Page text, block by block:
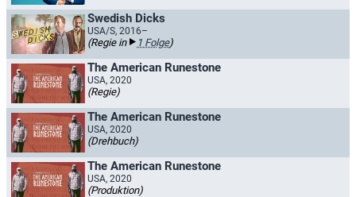
Swedish Dicks
USA/S, 2016–
(Regie in 1 Folge)
The American Runestone
USA, 2020
(Regie)
The American Runestone
USA, 2020
(Drehbuch)
The American Runestone
USA, 2020
(Produktion)